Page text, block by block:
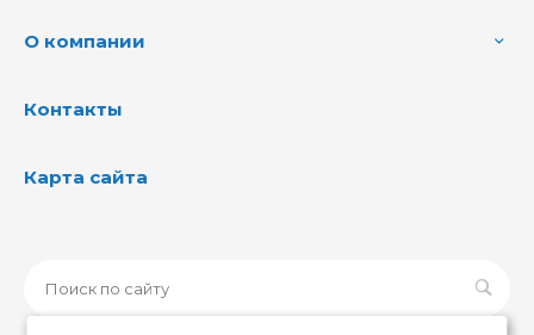
О компании
Контакты
Карта сайта